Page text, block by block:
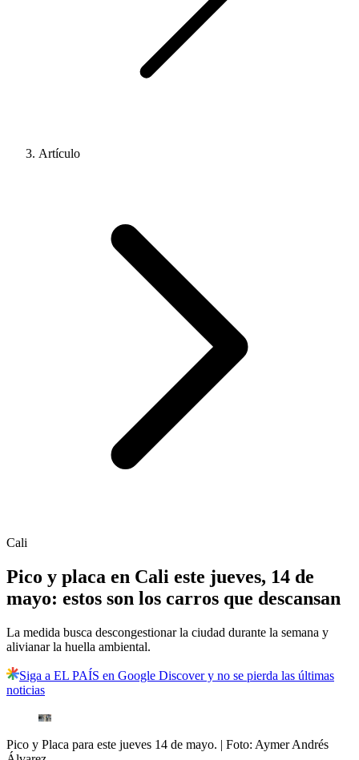
Artículo
Cali
Pico y placa en Cali este jueves, 14 de
mayo: estos son los carros que descansan
La medida busca descongestionar la ciudad durante la semana y
alivianar la huella ambiental.
Siga a EL PAÍS en Google Discover y no se pierda las últimas
noticias
Pico y Placa para este jueves 14 de mayo. | Foto: Aymer Andrés